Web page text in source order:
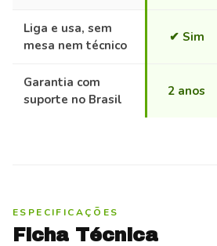
Liga e usa, sem
mesa nem técnico
✔ Sim
Garantia com
suporte no Brasil
2 anos
ESPECIFICAÇÕES
Ficha Técnica